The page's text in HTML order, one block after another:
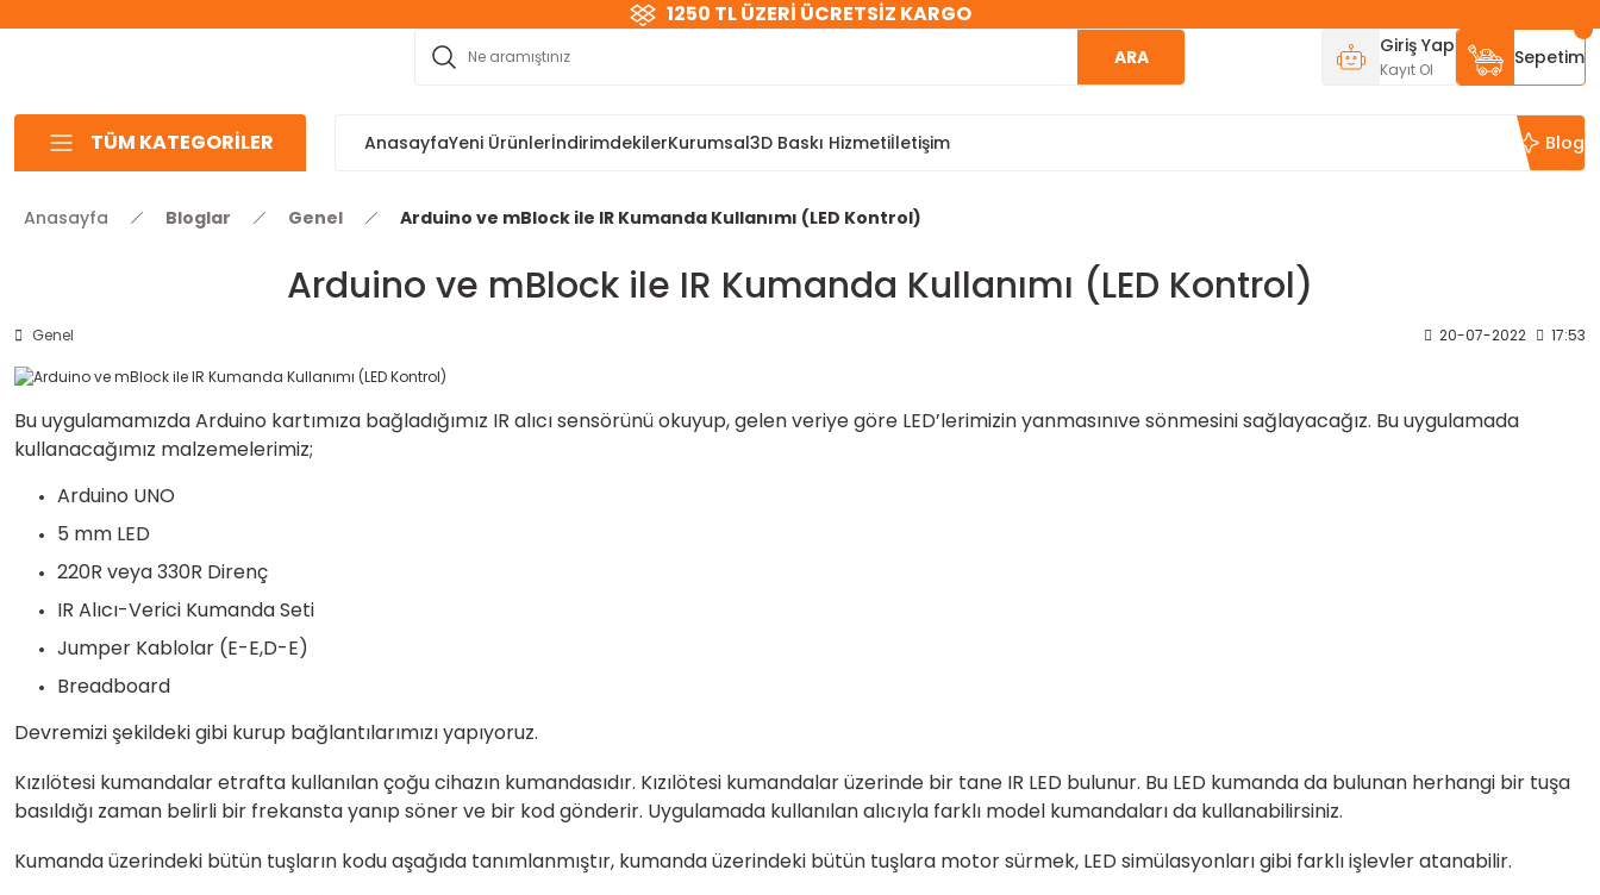
1250 TL ÜZERİ ÜCRETSİZ KARGO
ARA Giriş Yap
Kayıt Ol
Sepetim
TÜM KATEGORİLER AnasayfaYeni ÜrünlerİndirimdekilerKurumsal3D Baskı Hizmetiİletişim Blog
Anasayfa Bloglar Genel Arduino ve mBlock ile IR Kumanda Kullanımı (LED Kontrol)
Arduino ve mBlock ile IR Kumanda Kullanımı (LED Kontrol)
Genel 20-07-2022 17:53
Bu uygulamamızda Arduino kartımıza bağladığımız IR alıcı sensörünü okuyup, gelen veriye göre LED’lerimizin yanmasınıve sönmesini sağlayacağız. Bu uygulamada
kullanacağımız malzemelerimiz;
Arduino UNO
5 mm LED
220R veya 330R Direnç
IR Alıcı-Verici Kumanda Seti
Jumper Kablolar (E-E,D-E)
Breadboard
Devremizi şekildeki gibi kurup bağlantılarımızı yapıyoruz.
Kızılötesi kumandalar etrafta kullanılan çoğu cihazın kumandasıdır. Kızılötesi kumandalar üzerinde bir tane IR LED bulunur. Bu LED kumanda da bulunan herhangi bir tuşa
basıldığı zaman belirli bir frekansta yanıp söner ve bir kod gönderir. Uygulamada kullanılan alıcıyla farklı model kumandaları da kullanabilirsiniz.
Kumanda üzerindeki bütün tuşların kodu aşağıda tanımlanmıştır, kumanda üzerindeki bütün tuşlara motor sürmek, LED simülasyonları gibi farklı işlevler atanabilir.